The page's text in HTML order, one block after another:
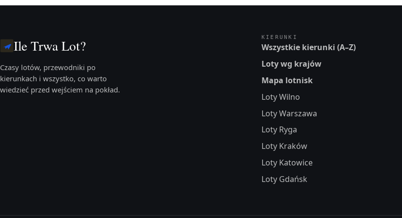
Ile Trwa Lot?
Czasy lotów, przewodniki po
kierunkach i wszystko, co warto
wiedzieć przed wejściem na pokład.
KIERUNKI
Wszystkie kierunki (A–Z)
Loty wg krajów
Mapa lotnisk
Loty Wilno
Loty Warszawa
Loty Ryga
Loty Kraków
Loty Katowice
Loty Gdańsk